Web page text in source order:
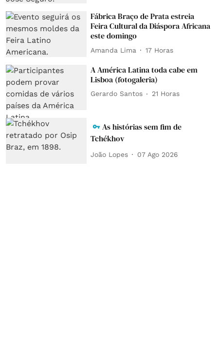
Fábrica Braço de Prata estreia
Feira Cultural da Diáspora Africana
este domingo
Amanda Lima 17 Horas
A América Latina toda cabe em
Lisboa (fotogaleria)
Gerardo Santos 21 Horas
As histórias sem fim de
Tchékhov
João Lopes 07 Ago 2026